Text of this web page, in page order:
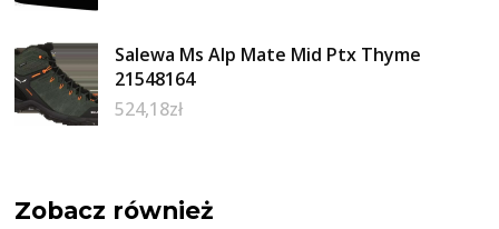
Salewa Ms Alp Mate Mid Ptx Thyme
21548164
524,18zł
Zobacz również